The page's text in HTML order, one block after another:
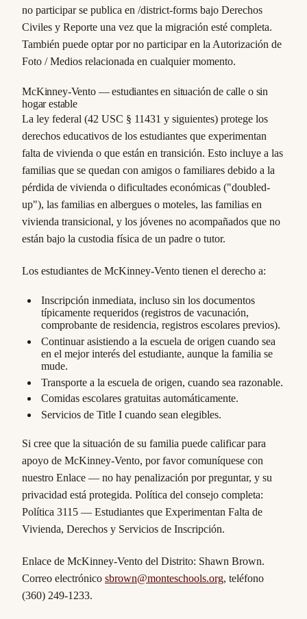
no participar se publica en /district-forms bajo Derechos
Civiles y Reporte una vez que la migración esté completa.
También puede optar por no participar en la Autorización de
Foto / Medios relacionada en cualquier momento.
McKinney-Vento — estudiantes en situación de calle o sin
hogar estable
La ley federal (42 USC § 11431 y siguientes) protege los
derechos educativos de los estudiantes que experimentan
falta de vivienda o que están en transición. Esto incluye a las
familias que se quedan con amigos o familiares debido a la
pérdida de vivienda o dificultades económicas ("doubled-
up"), las familias en albergues o moteles, las familias en
vivienda transicional, y los jóvenes no acompañados que no
están bajo la custodia física de un padre o tutor.
Los estudiantes de McKinney-Vento tienen el derecho a:
Inscripción inmediata, incluso sin los documentos
típicamente requeridos (registros de vacunación,
comprobante de residencia, registros escolares previos).
Continuar asistiendo a la escuela de origen cuando sea
en el mejor interés del estudiante, aunque la familia se
mude.
Transporte a la escuela de origen, cuando sea razonable.
Comidas escolares gratuitas automáticamente.
Servicios de Title I cuando sean elegibles.
Si cree que la situación de su familia puede calificar para
apoyo de McKinney-Vento, por favor comuníquese con
nuestro Enlace — no hay penalización por preguntar, y su
privacidad está protegida. Política del consejo completa:
Política 3115 — Estudiantes que Experimentan Falta de
Vivienda, Derechos y Servicios de Inscripción.
Enlace de McKinney-Vento del Distrito: Shawn Brown.
Correo electrónico sbrown@monteschools.org, teléfono
(360) 249-1233.